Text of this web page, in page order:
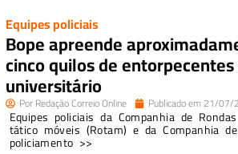
Equipes policiais
Bope apreende
cinco quilos de
universitário
PorRedação Correio Online Publicado em21/07/
Equipes policiais da Companhia de
tático móveis (Rotam) e da Companhia de
policiamento >>